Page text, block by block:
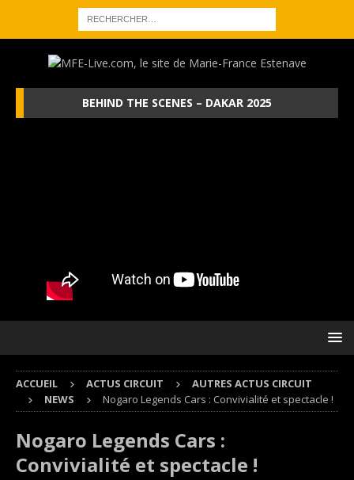
BEHIND THE SCENES – DAKAR 2025
ACCUEIL ACTUS CIRCUIT
AUTRES ACTUS CIRCUIT
NEWS
Nogaro Legends Cars : Convivialité et spectacle !
Nogaro Legends Cars :
Convivialité et spectacle !